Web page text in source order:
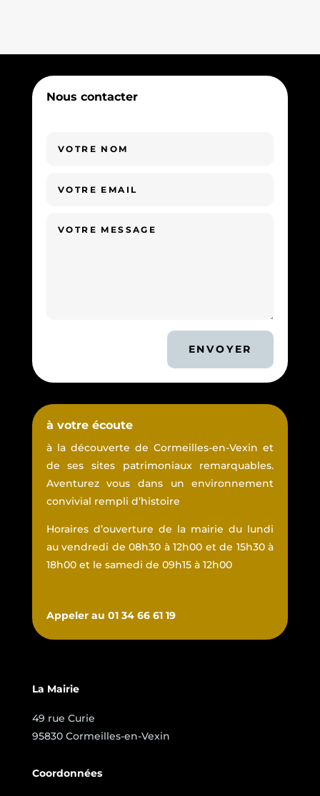
Nous contacter
ENVOYER
à votre écoute
à la découverte de Cormeilles-en-Vexin et
de ses sites patrimoniaux remarquables.
Aventurez vous dans un environnement
convivial rempli d’histoire
Horaires d’ouverture de la mairie du lundi
au vendredi de 08h30 à 12h00 et de 15h30 à
18h00 et le samedi de 09h15 à 12h00
Appeler au 01 34 66 61 19
La Mairie
49 rue Curie
95830 Cormeilles-en-Vexin
Coordonnées